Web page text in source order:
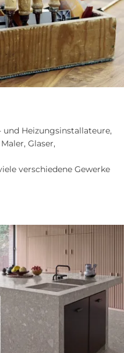
und Heizungsinstallateure,
Glaser,
verschiedene Gewerke